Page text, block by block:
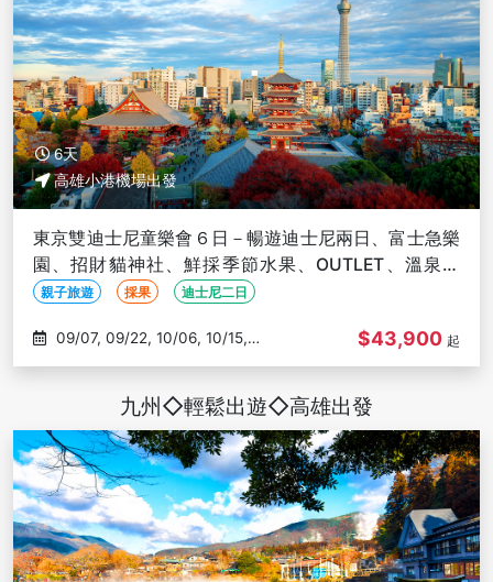
6天
高雄小港機場出發
東京雙迪士尼童樂會６日－暢遊迪士尼兩日、富士急樂
園、招財貓神社、鮮採季節水果、OUTLET、溫泉飯
店-高雄出發
親子旅遊 採果 迪士尼二日
10/19
$43,900 起
九州◇輕鬆出遊◇高雄出發